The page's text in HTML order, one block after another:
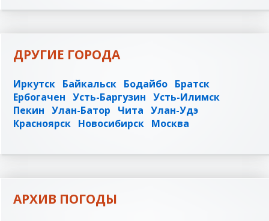
ДРУГИЕ ГОРОДА
Иркутск Байкальск Бодайбо Братск
Ербогачен Усть-Баргузин Усть-Илимск
Пекин Улан-Батор Чита Улан-Удэ
Красноярск Новосибирск Москва
АРХИВ ПОГОДЫ